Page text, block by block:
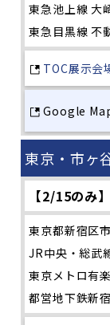
東急池上線 大
東急目黒線 不
TOC展示会
Google
東京・市ヶ
【2/15のみ
東京都新宿区
JR中央・総武
東京メトロ有
都営地下鉄新